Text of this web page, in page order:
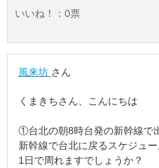
いいね！： 0票
風来坊 さん
くまきちさん、こんにちは
①台北の朝8時台発の新幹線で
新幹線で台北に戻るスケジュ
1日で周れますでしょうか？